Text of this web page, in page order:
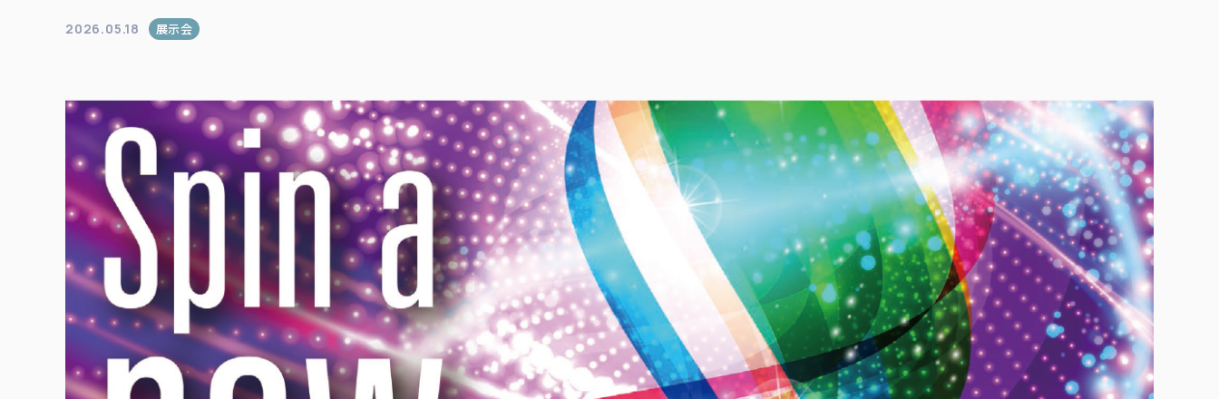
2026.05.18 展示会